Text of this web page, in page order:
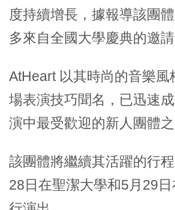
度持續增長，據報導該團
多來自全國大學慶典的邀請
AtHeart 以其時尚的音樂風
場表演技巧聞名，已迅速
演中最受歡迎的新人團體之
該團體將繼續其活躍的行
28日在聖潔大學和5月29